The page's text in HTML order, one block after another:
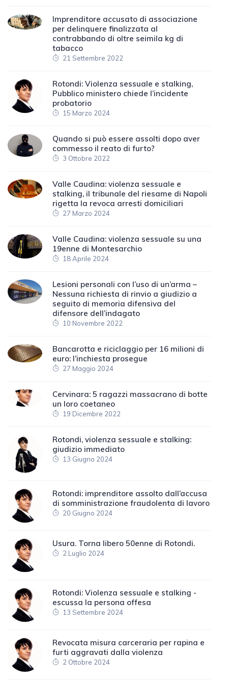
Imprenditore accusato di associazione
per delinquere finalizzata al
contrabbando di oltre seimila kg di
tabacco
21 Settembre 2022
Rotondi: Violenza sessuale e stalking,
Pubblico ministero chiede l’incidente
probatorio
15 Marzo 2024
Quando si può essere assolti dopo aver
commesso il reato di furto?
3 Ottobre 2022
Valle Caudina: violenza sessuale e
stalking, il tribunale del riesame di Napoli
rigetta la revoca arresti domiciliari
27 Marzo 2024
Valle Caudina: violenza sessuale su una
19enne di Montesarchio
18 Aprile 2024
Lesioni personali con l’uso di un’arma –
Nessuna richiesta di rinvio a giudizio a
seguito di memoria difensiva del
difensore dell’indagato
10 Novembre 2022
Bancarotta e riciclaggio per 16 milioni di
euro: l’inchiesta prosegue
27 Maggio 2024
Cervinara: 5 ragazzi massacrano di botte
un loro coetaneo
19 Dicembre 2022
Rotondi, violenza sessuale e stalking:
giudizio immediato
13 Giugno 2024
Rotondi: imprenditore assolto dall’accusa
di somministrazione fraudolenta di lavoro
20 Giugno 2024
Usura. Torna libero 50enne di Rotondi.
2 Luglio 2024
Rotondi: Violenza sessuale e stalking -
escussa la persona offesa
13 Settembre 2024
Revocata misura carceraria per rapina e
furti aggravati dalla violenza
2 Ottobre 2024